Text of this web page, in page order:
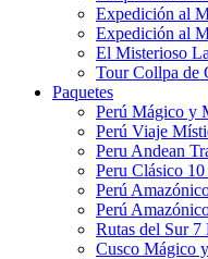
Expedición al
Expedición al
El Misterioso
Tour Collpa de
Paquetes
Perú Mágico y
Perú Viaje
Peru Andean
Peru Clásico
Perú
Perú
Rutas del Sur 7
Cusco Mágico